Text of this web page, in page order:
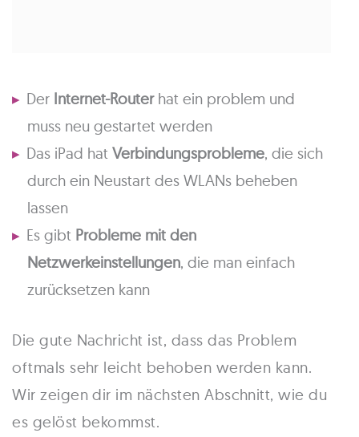
Der Internet-Routerhat ein problem und
muss neu gestartet werden
Das iPad hatVerbindungsprobleme, die sich
durch ein Neustart des WLANs beheben
lassen
Es gibt Probleme mit den
Netzwerkeinstellungen, die man einfach
zurücksetzen kann
Die gute Nachricht ist, dass das Problem
oftmals sehr leicht behoben werden kann.
Wir zeigen dir im nächsten Abschnitt, wie du
es gelöst bekommst.